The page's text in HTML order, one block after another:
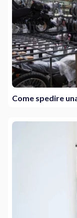
Come spedire